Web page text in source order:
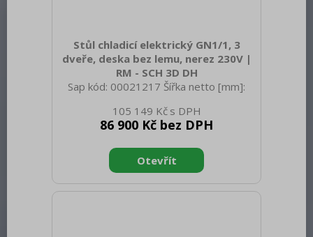
Stůl chladicí elektrický GN1/1, 3
dveře, deska bez lemu, nerez 230V |
RM - SCH 3D DH
Sap kód: 00021217 Šířka netto [mm]:
netto [mm]: 900 Hmotnost netto [kg]:
120.00 Šířka brutto [mm]: 1950 Hloubka
950 Hmotnost brutto [kg]: 140.00 Typ
spotřebiče: Elektrické zařízení Příkon
elektrický [kW]: 0.380 Napájení: 230 V /
105 149 Kč
86 900 Kč bez DPH